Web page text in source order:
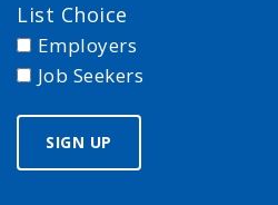
List Choice
Employers
Job Seekers